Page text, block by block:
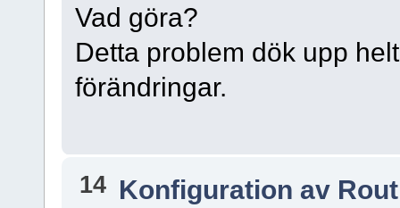
Vad göra?
Detta problem dök upp
förändringar.
14 Konfiguration av